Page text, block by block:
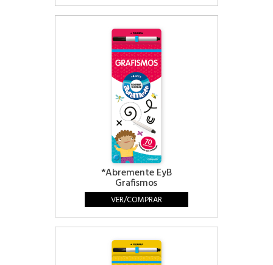
*Abremente EyB
Grafismos
VER/COMPRAR